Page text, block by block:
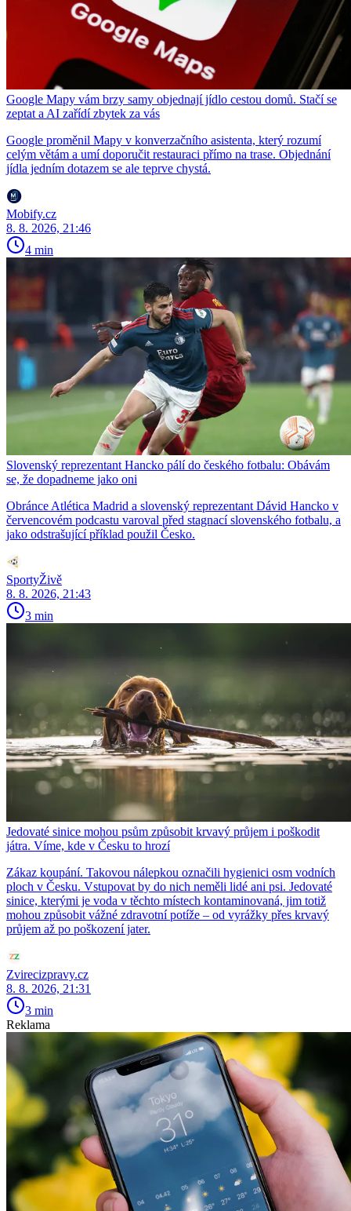
Google Mapy vám brzy samy objednají jídlo cestou domů. Stačí se
zeptat a AI zařídí zbytek za vás
Google proměnil Mapy v konverzačního asistenta, který rozumí
celým větám a umí doporučit restauraci přímo na trase. Objednání
jídla jedním dotazem se ale teprve chystá.
Mobify.cz
8. 8. 2026, 21:46
4 min
Slovenský reprezentant Hancko pálí do českého fotbalu: Obávám
se, že dopadneme jako oni
Obránce Atlética Madrid a slovenský reprezentant Dávid Hancko v
červencovém podcastu varoval před stagnací slovenského fotbalu, a
jako odstrašující příklad použil Česko.
SportyŽivě
8. 8. 2026, 21:43
3 min
Jedovaté sinice mohou psům způsobit krvavý průjem i poškodit
játra. Víme, kde v Česku to hrozí
Zákaz koupání. Takovou nálepkou označili hygienici osm vodních
ploch v Česku. Vstupovat by do nich neměli lidé ani psi. Jedovaté
sinice, kterými je voda v těchto místech kontaminovaná, jim totiž
mohou způsobit vážné zdravotní potíže – od vyrážky přes krvavý
průjem až po poškození jater.
Zvirecizpravy.cz
8. 8. 2026, 21:31
3 min
Reklama